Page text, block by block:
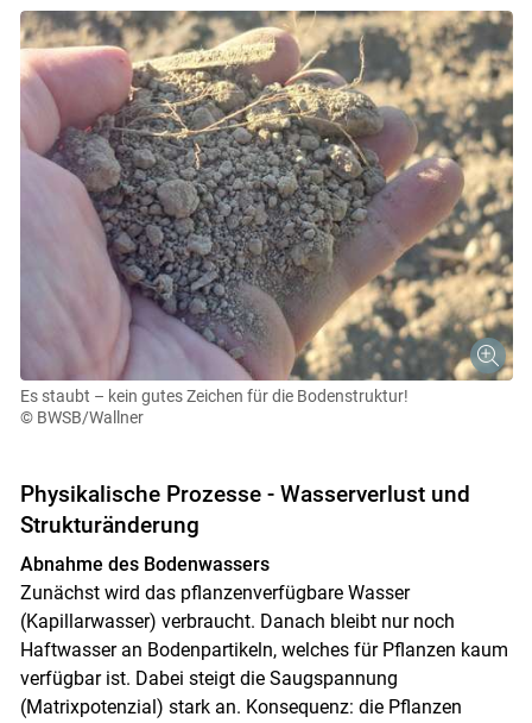
Es staubt – kein gutes Zeichen für die Bodenstruktur!
© BWSB/Wallner
Physikalische Prozesse - Wasserverlust und
Strukturänderung
Abnahme des Bodenwassers
Zunächst wird das pflanzenverfügbare Wasser
(Kapillarwasser) verbraucht. Danach bleibt nur noch
Haftwasser an Bodenpartikeln, welches für Pflanzen kaum
verfügbar ist. Dabei steigt die Saugspannung
(Matrixpotenzial) stark an. Konsequenz: die Pflanzen